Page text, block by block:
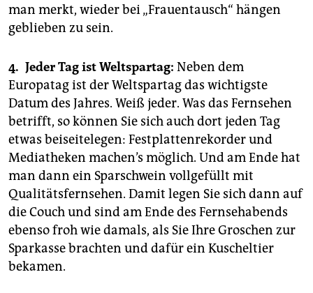
man merkt, wieder bei „Frauentausch“ hängen
geblieben zu sein.
4. Jeder Tag ist Weltspartag: Neben dem
Europatag ist der Weltspartag das wichtigste
Datum des Jahres. Weiß jeder. Was das Fernsehen
betrifft, so können Sie sich auch dort jeden Tag
etwas beiseitelegen: Festplattenrekorder und
Mediatheken machen’s möglich. Und am Ende hat
man dann ein Sparschwein vollgefüllt mit
Qualitätsfernsehen. Damit legen Sie sich dann auf
die Couch und sind am Ende des Fernsehabends
ebenso froh wie damals, als Sie Ihre Groschen zur
Sparkasse brachten und dafür ein Kuscheltier
bekamen.